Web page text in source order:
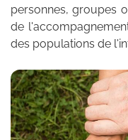
personnes, groupes
de
des populations de